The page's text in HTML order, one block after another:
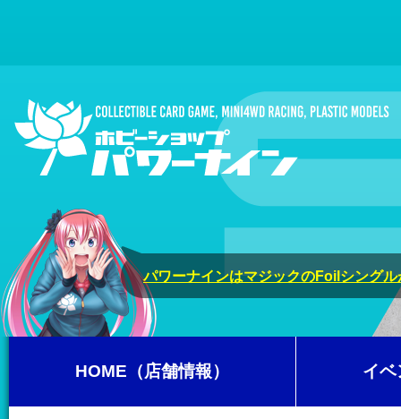
パワーナインはマジックのFoilシング
HOME（店舗情報） イベ